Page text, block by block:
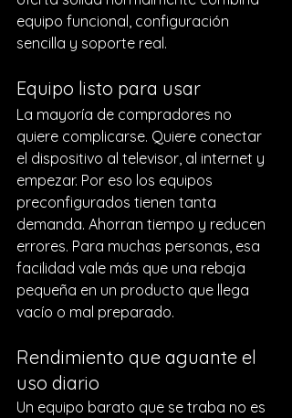
equipo funcional, configuración
sencilla y soporte real.
Equipo listo para usar
La mayoría de compradores no
quiere complicarse. Quiere conectar
el dispositivo al televisor, al internet y
empezar. Por eso los equipos
preconfigurados tienen tanta
demanda. Ahorran tiempo y reducen
errores. Para muchas personas, esa
facilidad vale más que una rebaja
pequeña en un producto que llega
vacío o mal preparado.
Rendimiento que aguante el
uso diario
Un equipo barato que se traba no es